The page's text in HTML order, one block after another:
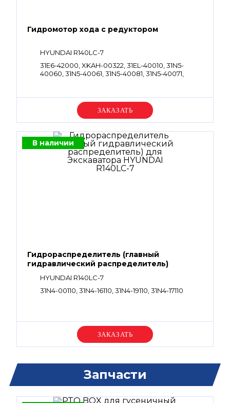
Гидромотор хода с редуктором
HYUNDAI R140LC-7
31E6-42000, XKAH-00322, 31EL-40010, 31N5-
40060, 31N5-40061, 31N5-40081, 31N5-40071,
Уточняйте цену
В наличии
Гидрораспределитель (главный
гидравлический распределитель)
HYUNDAI R140LC-7
31N4-00110, 31N4-16110, 31N4-19110, 31N4-17110
Уточняйте цену
Запчасти